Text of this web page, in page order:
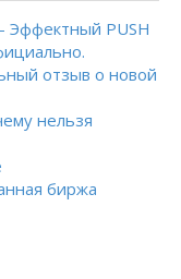
Эффектный PUSH
отзыв о новой
нельзя
биржа